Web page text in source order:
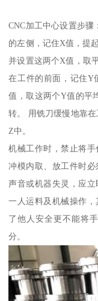
CNC加工中心设置步
的左侧，记住X值，提
并设置这两个X值，取
在工件的前面，记住Y
值，取这两个Y值的平
转。 用铣刀缓慢地靠
Z中。
机械工作时，禁止将
冲模内取、放工件时
声音或机器失灵，应
一人运料及机械操作
了他人安全更不能将
分。